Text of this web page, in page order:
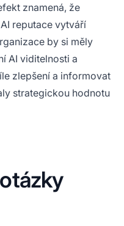
znamená, že
reputace vytváří
by si měly
AI viditelnosti a
zlepšení a informovat
strategickou hodnotu